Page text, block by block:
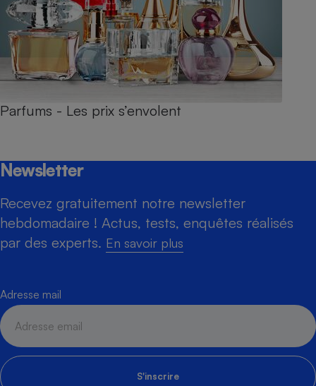
Parfums - Les prix s’envolent
Newsletter
Recevez gratuitement notre newsletter
hebdomadaire ! Actus, tests, enquêtes réalisés
par des experts. En savoir plus
Adresse mail
S'inscrire